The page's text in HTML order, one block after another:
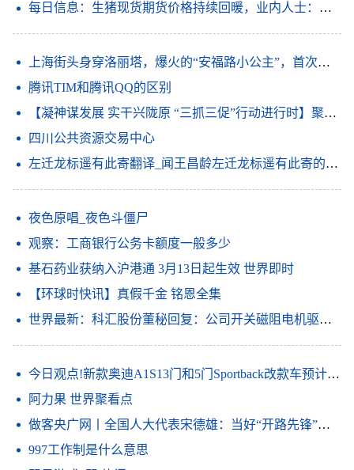
每日信息：生猪现货期货价格持续回暖，业内人士：产业行稳致远还需强链补链
上海街头身穿洛丽塔，爆火的“安福路小公主”，首次回应性别疑问
腾讯TIM和腾讯QQ的区别
【凝神谋发展 实干兴陇原 “三抓三促”行动进行时】聚焦短板补弱项 放大优势强特色——金塔县深入开展“三抓三促”行动
四川公共资源交易中心
左迁龙标遥有此寄翻译_闻王昌龄左迁龙标遥有此寄的意思_天天速看料
夜色原唱_夜色斗僵尸
观察：工商银行公务卡额度一般多少
基石药业获纳入沪港通 3月13日起生效 世界即时
【环球时快讯】真假千金 铭恩全集
世界最新：科汇股份董秘回复：公司开关磁阻电机驱动系统入选第六批山东省制造业单项冠军产品
今日观点!新款奥迪A1S13门和5门Sportback改款车预计将于上半年投放市场
阿力果 世界聚看点
做客央广网丨全国人大代表宋德雄：当好“开路先锋”打造区域科技创新中心
997工作制是什么意思